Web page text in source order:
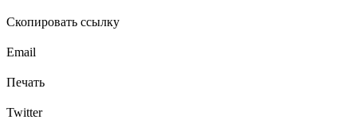
Скопировать ссылку
Email
Печать
Twitter